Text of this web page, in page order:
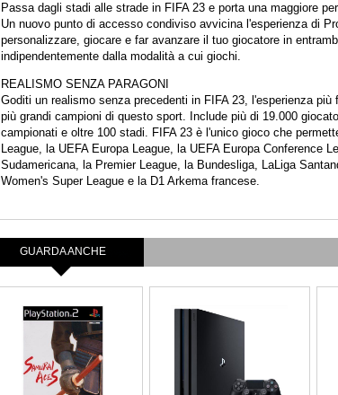
Passa dagli stadi alle strade in FIFA 23 e porta una maggiore
Un nuovo punto di accesso condiviso avvicina l'esperienza di
personalizzare, giocare e far avanzare il tuo giocatore in
indipendentemente dalla modalità a cui giochi.
REALISMO SENZA PARAGONI
Goditi un realismo senza precedenti in FIFA 23, l'esperienza
più grandi campioni di questo sport. Include più di 19.000
campionati e oltre 100 stadi. FIFA 23 è l'unico gioco che
League, la UEFA Europa League, la UEFA Europa Conference
Sudamericana, la Premier League, la Bundesliga, LaLiga
Women's Super League e la D1 Arkema francese.
GUARDA ANCHE